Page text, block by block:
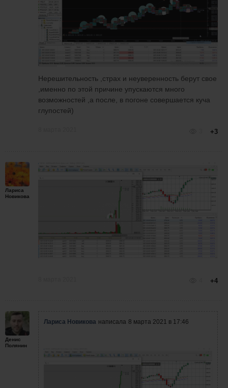
Нерешительность ,страх и неуверенность берут свое
,именно по этой причине упускаются много
возможностей ,а после, в погоне совершается куча
глупостей)
+3
Лариса
Новикова
+4
Денис
Полянин
Лариса Новикова написала 8 марта 2021 в 17:46